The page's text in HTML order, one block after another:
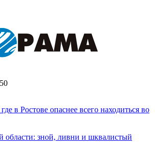
в Ростове опаснее всего находиться во
области: зной, ливни и шквалистый